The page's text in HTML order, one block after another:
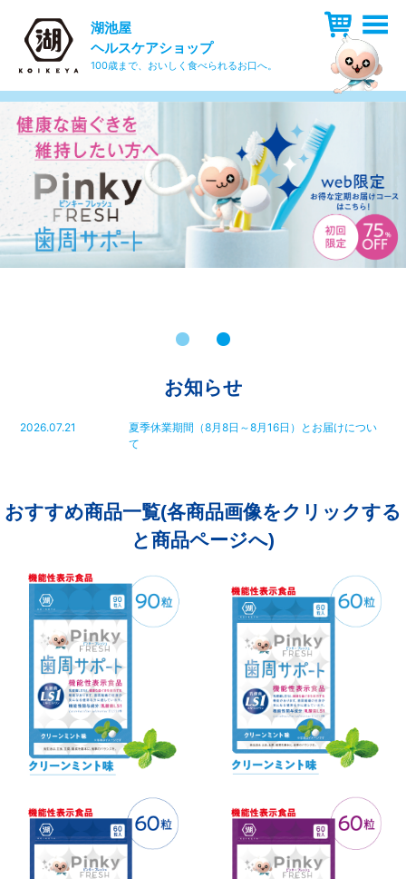
湖池屋
ヘルスケアショップ
100歳まで、おいしく食べられるお口へ。
お知らせ
2026.07.21
夏季休業期間（8月8日～8月16日）とお届けについ
て
おすすめ商品一覧(各商品画像をクリックする
と商品ページへ)